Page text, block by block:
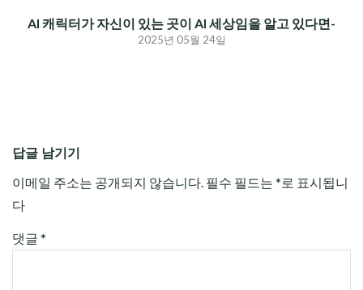
AI 캐릭터가 자신이 있는 곳이 AI 세상임을 알고 있다면-
2025년 05월 24일
답글 남기기
이메일 주소는 공개되지 않습니다. 필수 필드는 * 로 표시됩니
다
댓글 *